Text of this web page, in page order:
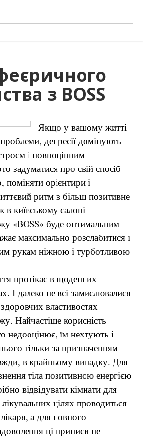
з BOSS
Якщо у вашому житті
депресії домінують
і повноцінним
задуматися про свій спосіб
орієнтири і
ритм в більш позитивне
в київському салоні
«BOSS» буде оптимальним
максимально розслабитися і
рукам ніжною і турботливою
протікає в щоденних
І далеко не всі замислювалися
властивостях
Найчастіше корисність
недооцінює, їм нехтують і
тільки за призначенням
в крайньому випадку. Для
тіла позитивною енергією
відвідувати кімнати для
цілях проводиться
а для повного
ці приписи не